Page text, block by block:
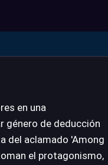
en una
género de deducción
del aclamado 'Among
el protagonismo,